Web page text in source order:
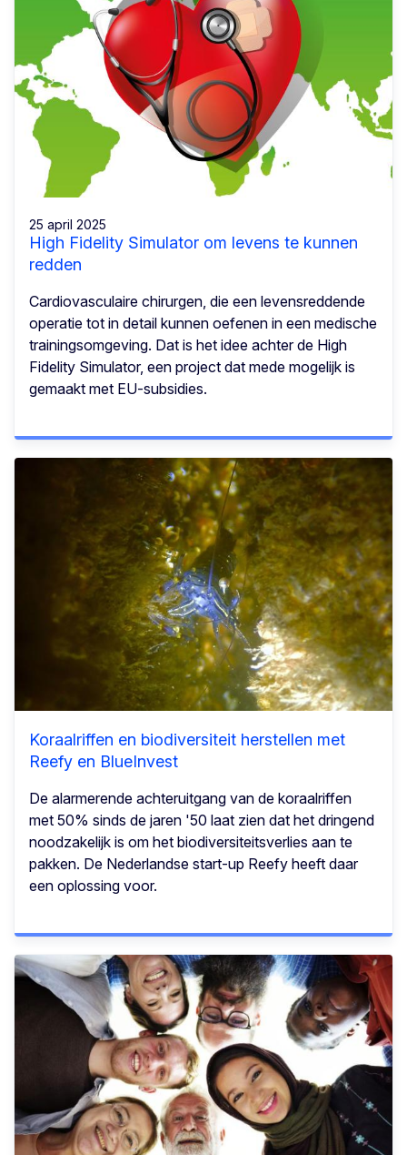
25 april 2025
High Fidelity Simulator om levens te kunnen
redden
Cardiovasculaire chirurgen, die een levensreddende
operatie tot in detail kunnen oefenen in een medische
trainingsomgeving. Dat is het idee achter de High
Fidelity Simulator, een project dat mede mogelijk is
gemaakt met EU-subsidies.
Koraalriffen en biodiversiteit herstellen met
Reefy en BlueInvest
De alarmerende achteruitgang van de koraalriffen
met 50% sinds de jaren '50 laat zien dat het dringend
noodzakelijk is om het biodiversiteitsverlies aan te
pakken. De Nederlandse start-up Reefy heeft daar
een oplossing voor.